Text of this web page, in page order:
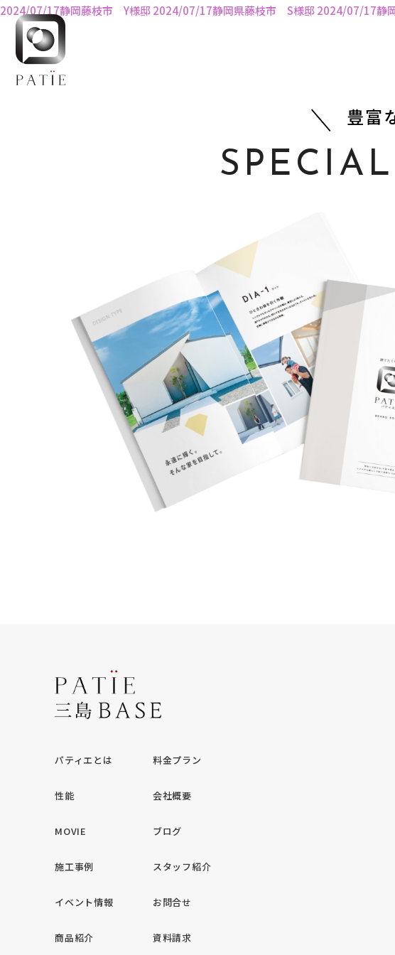
2024/07/17静岡藤枝市 Y様邸2024/07/17静岡県藤枝市 S様邸2024/07/17静
豊富
パティエとは
性能
MOVIE
施工事例
イベント情報
商品紹介
料金プラン
会社概要
ブログ
スタッフ紹介
お問合せ
資料請求